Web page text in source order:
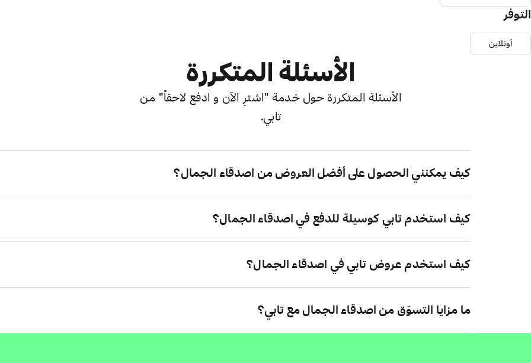
التوفر
أونلاين
الأسئلة المتكررة
الأسئلة المتكررة حول خدمة "اشترِ الآن و ادفع لاحقاً" من
تابي.
كيف يمكنني الحصول على أفضل العروض من اصدقاء الجمال؟
كيف استخدم تابي كوسيلة للدفع في اصدقاء الجمال؟
كيف استخدم عروض تابي في اصدقاء الجمال؟
ما مزايا التسوّق من اصدقاء الجمال مع تابي؟